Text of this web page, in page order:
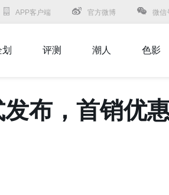
APP客户端 官方微博 微信
评测 潮人 色影
布，首销优